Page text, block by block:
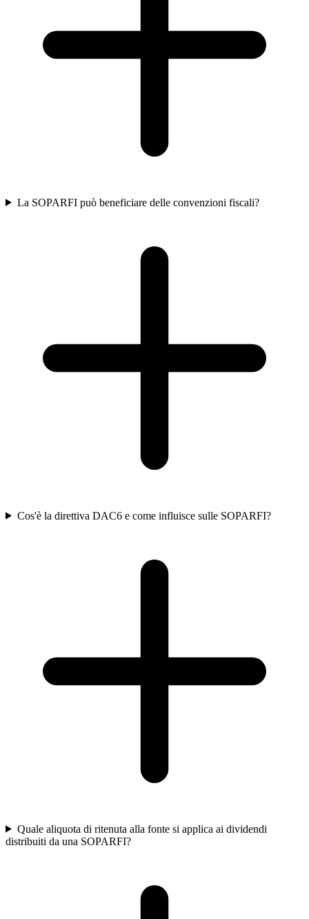
La SOPARFI può beneficiare delle convenzioni fiscali?
Cos'è la direttiva DAC6 e come influisce sulle SOPARFI?
Quale aliquota di ritenuta alla fonte si applica ai dividendi
distribuiti da una SOPARFI?